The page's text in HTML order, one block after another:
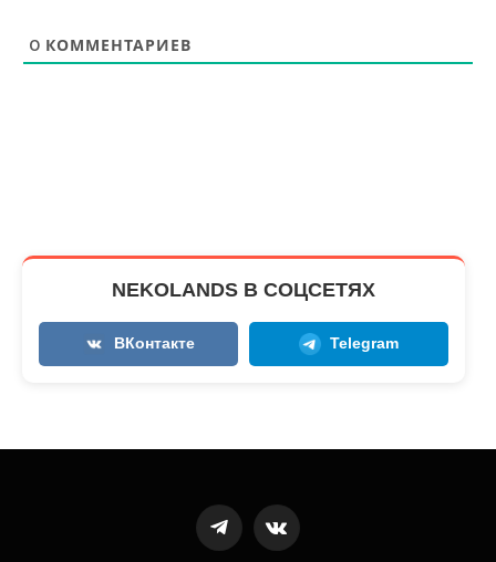
0 КОММЕНТАРИЕВ
NEKOLANDS В СОЦСЕТЯХ
ВКонтакте Telegram
TelegramVKontakte